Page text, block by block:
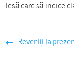
lesă care să indice
Reveniți la